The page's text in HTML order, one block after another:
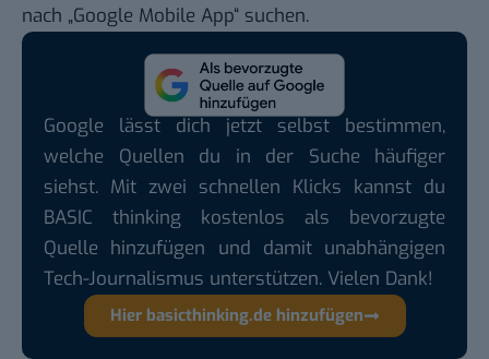
nach „Google Mobile App“ suchen.
Google lässt dich jetzt selbst bestimmen,
welche Quellen du in der Suche häufiger
siehst. Mit zwei schnellen Klicks kannst du
BASIC thinking kostenlos als bevorzugte
Quelle hinzufügen und damit unabhängigen
Tech-Journalismus unterstützen. Vielen Dank!
Hier basicthinking.de hinzufügen